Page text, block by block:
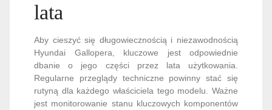
lata
Aby cieszyć się długowiecznością i niezawodnością
Hyundai Gallopera, kluczowe jest odpowiednie
dbanie o jego części przez lata użytkowania.
Regularne przeglądy techniczne powinny stać się
rutyną dla każdego właściciela tego modelu. Ważne
jest monitorowanie stanu kluczowych komponentów